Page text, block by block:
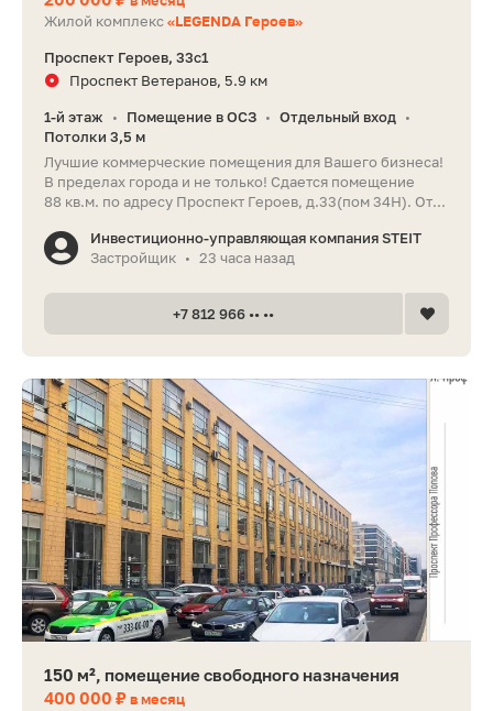
Жилой комплекс«LEGENDA Героев»
Проспект Героев, 33с1
Проспект Ветеранов, 5.9 км
1-й этаж • Помещение в ОСЗ • Отдельный вход •
Потолки 3,5 м
Лучшие коммерческие помещения для Вашего бизнеса!
В пределах города и не только! Сдается помещение
88 кв.м. по адресу Проспект Героев, д.33(пом 34Н). От...
Инвестиционно-управляющая компания STEIT
Застройщик • 23 часа назад
+7 812 966 •• ••
150 м², помещение свободного назначения
400 000 ₽в месяц